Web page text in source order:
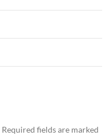
Required fields are marked